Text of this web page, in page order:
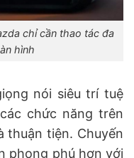
chỉ cần thao tác đa
hình
nói siêu trí tuệ
chức năng trên
thuận tiện. Chuyến
phong phú hơn với